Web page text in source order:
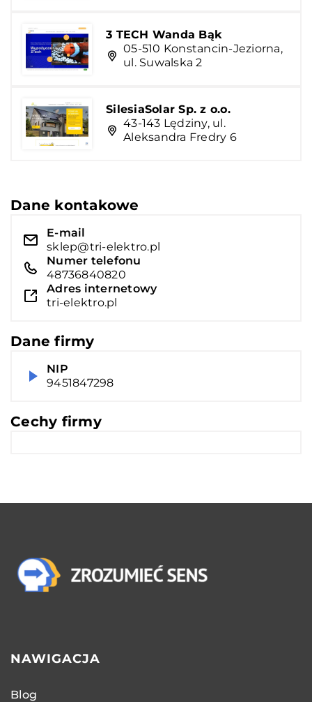
3 TECH Wanda Bąk
05-510 Konstancin-Jeziorna,
ul. Suwalska 2
SilesiaSolar Sp. z o.o.
43-143 Lędziny, ul.
Aleksandra Fredry 6
Dane kontakowe
E-mail
sklep@tri-elektro.pl
Numer telefonu
48736840820
Adres internetowy
tri-elektro.pl
Dane firmy
NIP
9451847298
Cechy firmy
NAWIGACJA
Blog